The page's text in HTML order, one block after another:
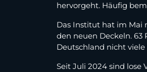
hervorgeht. Häufig
Das Institut hat im Mai
den neuen Deckeln. 63
Deutschland nicht
Seit Juli 2024 sind lose